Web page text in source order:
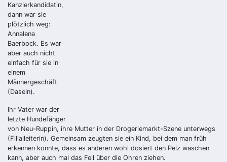
Kanzlerkandidatin,
dann war sie
plötzlich weg:
Annalena
Baerbock. Es war
aber auch nicht
einfach für sie in
einem
Männergeschäft
(Dasein).
Ihr Vater war der
letzte Hundefänger
von Neu-Ruppin, ihre Mutter in der Drogeriemarkt-Szene unterwegs
(Filialleiterin). Gemeinsam zeugten sie ein Kind, bei dem man früh
erkennen konnte, dass es anderen wohl dosiert den Pelz waschen
kann, aber auch mal das Fell über die Ohren ziehen.